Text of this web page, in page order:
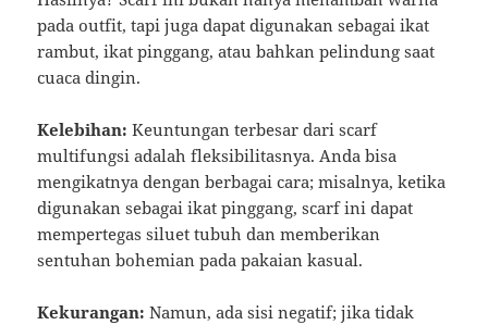
pada outfit, tapi juga dapat digunakan sebagai ikat
rambut, ikat pinggang, atau bahkan pelindung saat
cuaca dingin.
Kelebihan: Keuntungan terbesar dari scarf
multifungsi adalah fleksibilitasnya. Anda bisa
mengikatnya dengan berbagai cara; misalnya, ketika
digunakan sebagai ikat pinggang, scarf ini dapat
mempertegas siluet tubuh dan memberikan
sentuhan bohemian pada pakaian kasual.
Kekurangan: Namun, ada sisi negatif; jika tidak